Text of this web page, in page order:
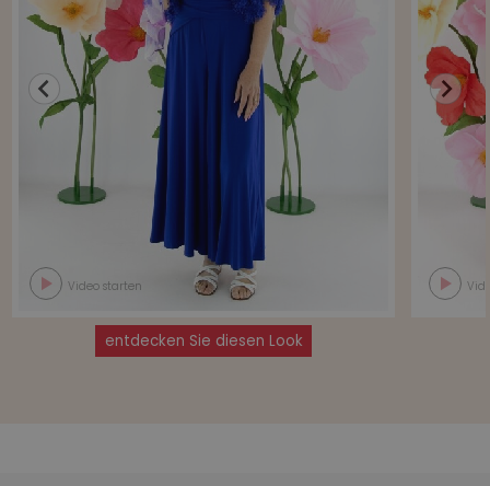
Video starten
entdecken Sie diesen Look